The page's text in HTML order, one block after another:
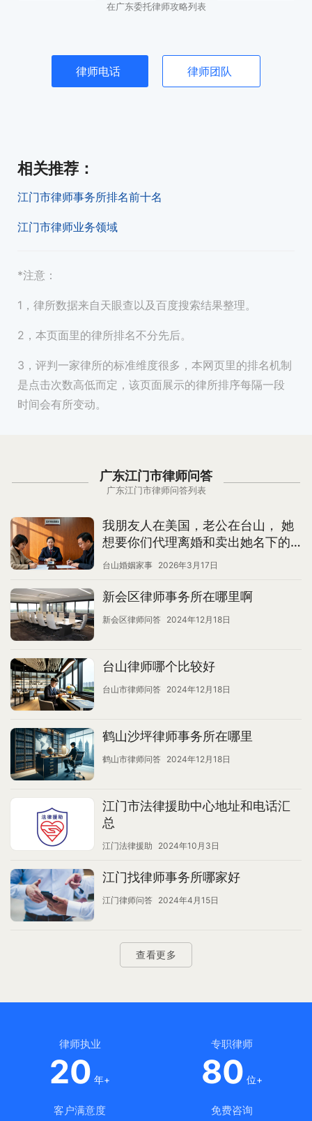
在广东委托律师攻略列表
律师电话 律师团队
相关推荐 ：
江门市律师事务所排名前十名
江门市律师业务领域
*注意：
1，律所数据来自天眼查以及百度搜索结果整理。
2，本页面里的律所排名不分先后。
3，评判一家律所的标准维度很多，本网页里的排名机制
是点击次数高低而定，该页面展示的律所排序每隔一段
时间会有所变动。
广东江门市律师问答
广东江门市律师问答列表
我朋友人在美国，老公在台山， 她
想要你们代理离婚和卖出她名下的
资产。 请问价格如何？ 需要多久？
台山婚姻家事 2026年3月17日
新会区律师事务所在哪里啊
新会区律师问答 2024年12月18日
台山律师哪个比较好
台山市律师问答 2024年12月18日
鹤山沙坪律师事务所在哪里
鹤山市律师问答 2024年12月18日
江门市法律援助中心地址和电话汇
总
江门法律援助 2024年10月3日
江门找律师事务所哪家好
江门律师问答 2024年4月15日
查看更多
律师执业
20 年+
专职律师
80 位+
客户满意度 免费咨询